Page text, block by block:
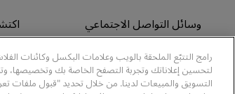
وسائل التواصل الاجتماعي
رامج التتبّع الملحقة بالويب وعلامات البكسل وكائنات
لتحسين إعلاناتك وتجربة التصفح الخاصة بك وتخصيصها،
التسويق والمبيعات لدينا. من خلال تحديد "قبول ملفات